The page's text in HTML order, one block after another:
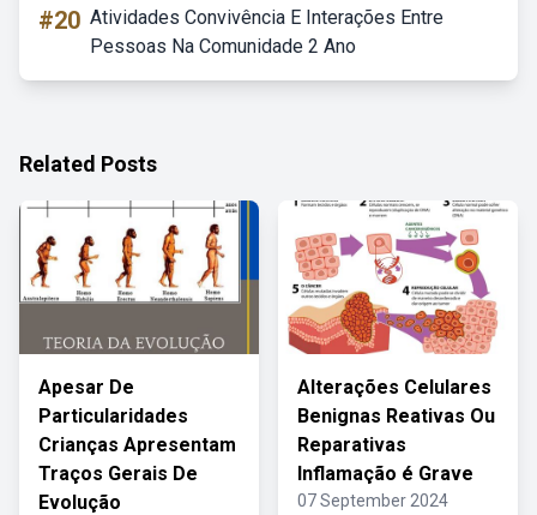
#20 Atividades Convivência E Interações Entre
Pessoas Na Comunidade 2 Ano
Related Posts
Apesar De
Particularidades
Crianças Apresentam
Traços Gerais De
Evolução
Alterações Celulares
Benignas Reativas Ou
Reparativas
Inflamação é Grave
07 September 2024